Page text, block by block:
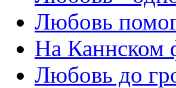
Любовь
На Каннском
Любовь до